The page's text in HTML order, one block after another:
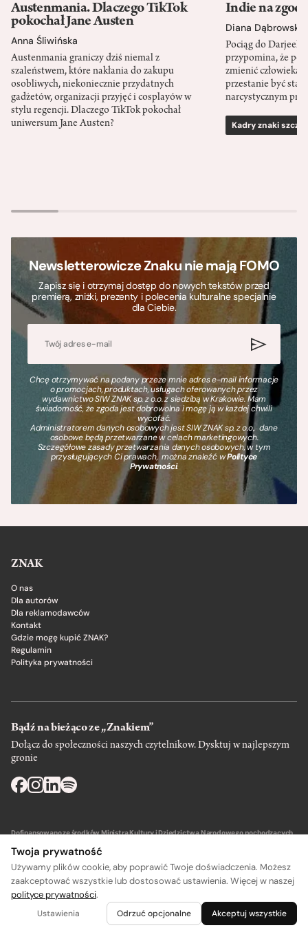
Austenmania. Dlaczego TikTok
pokochał Jane Austen
Anna Śliwińska
Austenmania graniczy dziś niemal z
szaleństwem, które nakłania do zakupu
osobliwych, niekoniecznie przydatnych
gadżetów, organizacji przyjęć i cosplayów w
stylu regencji. Dlaczego TikTok pokochał
uniwersum Jane Austen?
Indie na
Diana Dąbrowska
Pociąg do
przypomina, że
zmienić człowieka
przestanie być
narcystycznym
Kadry znaki
Newsletterowicze Znaku nie mają FOMO
Zapisz się i otrzymaj dostęp do nowych tekstów przed
premierą, zniżki, prezenty i polecenia kulturalne specjalnie
dla Ciebie.
Chcę otrzymywać na podany przeze mnie adres e-mail informacje
o promocjach, produktach, usługach oferowanych przez
wydawnictwo SIW ZNAK sp. z o.o. z siedzibą w Krakowie. Mam
świadomość, że zgoda jest dobrowolna i mogę ją w każdej chwili
wycofać.
Administratorem danych osobowych jest SIW ZNAK sp. z o.o., dane
osobowe będą przetwarzane w celach marketingowych.
Szczegółowe zasady przetwarzania danych osobowych, w tym
przysługujących Ci prawach, można znaleźć wPolityce
Prywatności.
ZNAK
O nas
Dla autorów
Dla reklamodawców
Kontakt
Gdzie mogę kupić ZNAK?
Regulamin
Polityka prywatności
Bądź na bieżąco ze „Znakiem”
Dołącz do społeczności naszych czytelnikow. Dysktuj w najlepszym
gronie
Dofinansowano ze środków Ministra Kultury i Dziedzictwa Narodowego pochodzących
Wydawca: SIW Znak w Krakowie
Twoja prywatność
Używamy plików cookie, aby poprawić Twoje doświadczenia. Możesz
zaakceptować wszystkie lub dostosować ustawienia. Więcej w naszej
polityce prywatności.
Ustawienia Odrzuć opcjonalne Akceptuj wszystkie